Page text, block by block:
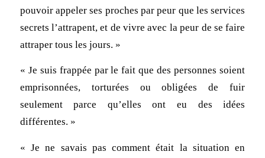
pouvoir appeler ses proches par peur que les services
secrets l’attrapent, et de vivre avec la peur de se faire
attraper tous les jours. »
« Je suis frappée par le fait que des personnes soient
emprisonnées, torturées ou obligées de fuir
seulement parce qu’elles ont eu des idées
différentes. »
« Je ne savais pas comment était la situation en